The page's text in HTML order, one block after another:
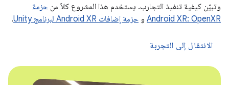
وتبيّن كيفية تنفيذ التجارب. يستخدم هذا المشروع كلاً من حزمة
Android XR: OpenXR و حزمة إضافات Android XR لبرنامج Unity .
الانتقال إلى التجربة